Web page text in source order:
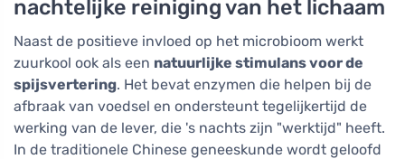
nachtelijke reiniging van het lichaam
Naast de positieve invloed op het microbioom werkt
zuurkool ook als een natuurlijke stimulans voor de
spijsvertering. Het bevat enzymen die helpen bij de
afbraak van voedsel en ondersteunt tegelijkertijd de
werking van de lever, die 's nachts zijn "werktijd" heeft.
In de traditionele Chinese geneeskunde wordt geloofd